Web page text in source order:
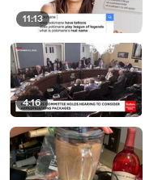
11:13
4:16